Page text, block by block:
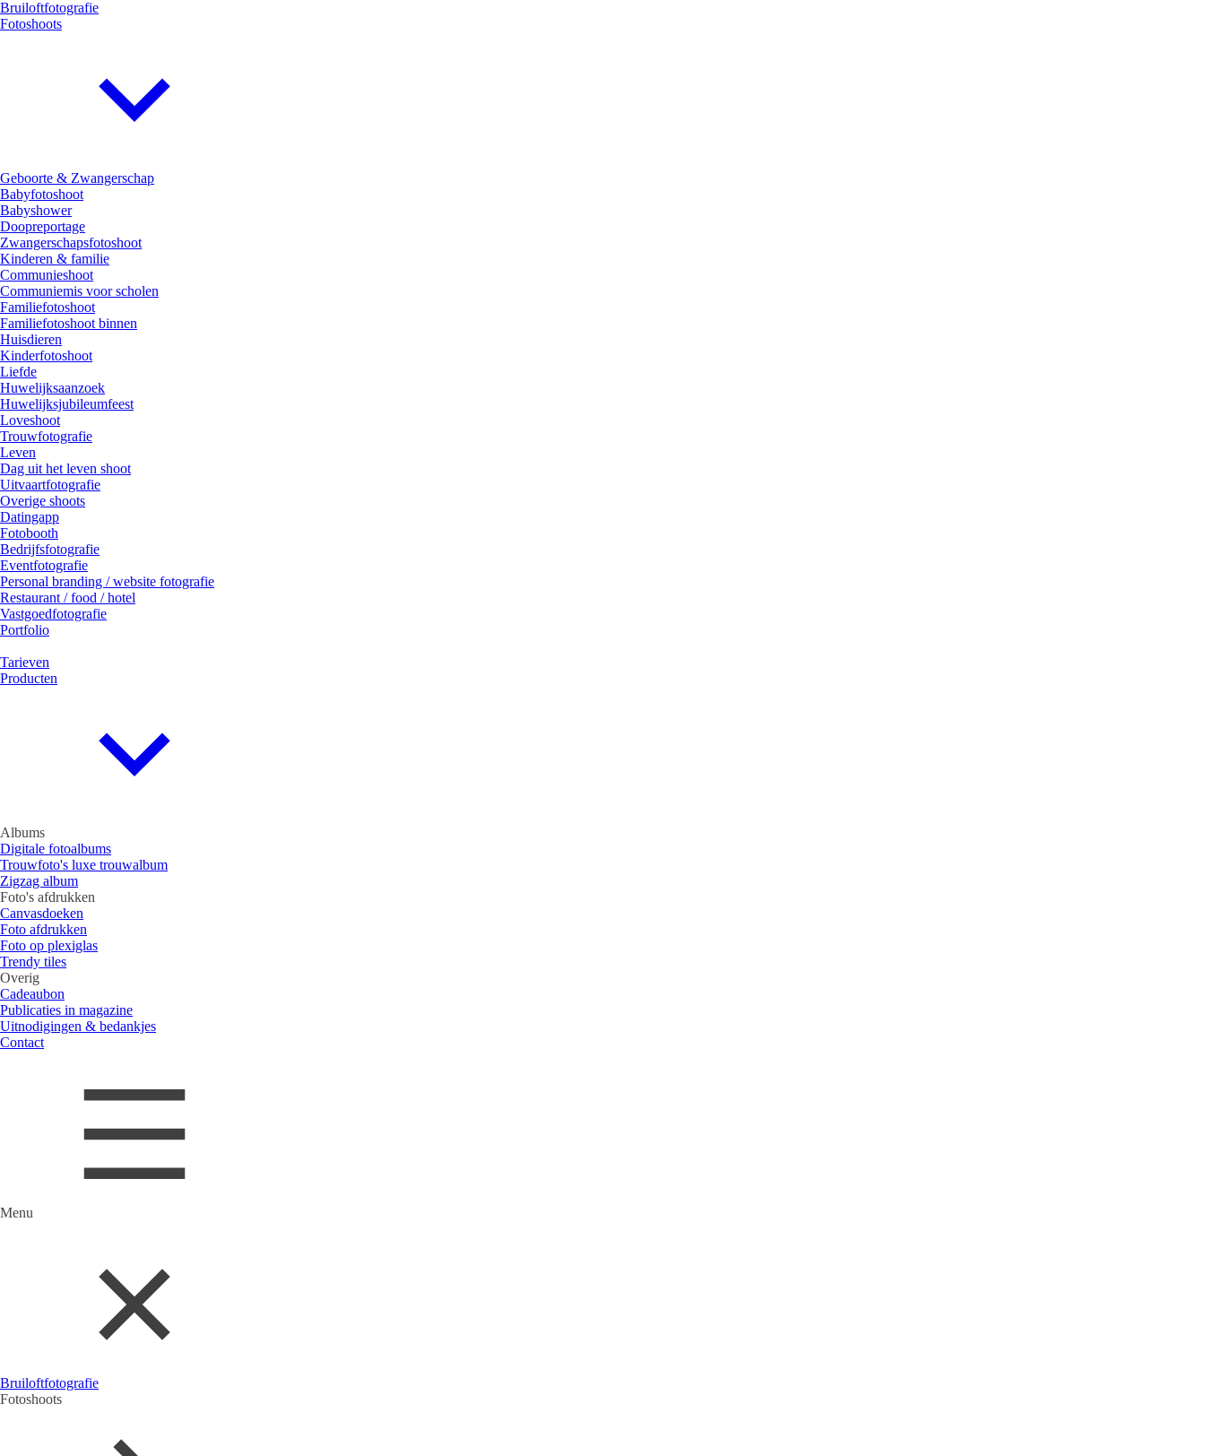
Bruiloftfotografie
Fotoshoots
Geboorte & Zwangerschap
Babyfotoshoot
Babyshower
Doopreportage
Zwangerschapsfotoshoot
Kinderen & familie
Communieshoot
Communiemis voor scholen
Familiefotoshoot
Familiefotoshoot binnen
Huisdieren
Kinderfotoshoot
Liefde
Huwelijksaanzoek
Huwelijksjubileumfeest
Loveshoot
Trouwfotografie
Leven
Dag uit het leven shoot
Uitvaartfotografie
Overige shoots
Datingapp
Fotobooth
Bedrijfsfotografie
Eventfotografie
Personal branding / website fotografie
Restaurant / food / hotel
Vastgoedfotografie
Portfolio
Tarieven
Producten
Albums
Digitale fotoalbums
Trouwfoto's luxe trouwalbum
Zigzag album
Foto's afdrukken
Canvasdoeken
Foto afdrukken
Foto op plexiglas
Trendy tiles
Overig
Cadeaubon
Publicaties in magazine
Uitnodigingen & bedankjes
Contact
Menu
Bruiloftfotografie
Fotoshoots